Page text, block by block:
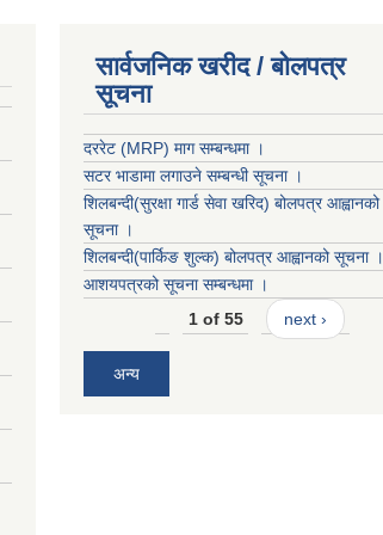
सार्वजनिक खरीद / बोलपत्र
सूचना
दररेट (MRP) माग सम्बन्धमा ।
सटर भाडामा लगाउने सम्बन्धी सूचना ।
शिलबन्दी(सुरक्षा गार्ड सेवा खरिद) बोलपत्र आह्वानको
सूचना ।
शिलबन्दी(पार्किङ शुल्क) बोलपत्र आह्वानको सूचना ।
आशयपत्रको सूचना सम्बन्धमा ।
1 of 55
next ›
अन्य